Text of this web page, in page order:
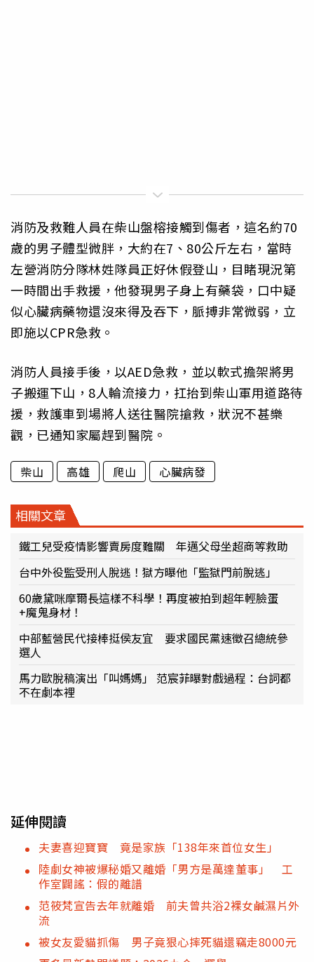
消防及救難人員在柴山盤榕接觸到傷者，這名約70
歲的男子體型微胖，大約在7、80公斤左右，當時
左營消防分隊林姓隊員正好休假登山，目睹現況第
一時間出手救援，他發現男子身上有藥袋，口中疑
似心臟病藥物還沒來得及吞下，脈搏非常微弱，立
即施以CPR急救。
消防人員接手後，以AED急救，並以軟式擔架將男
子搬運下山，8人輪流接力，扛抬到柴山軍用道路待
援，救護車到場將人送往醫院搶救，狀況不甚樂
觀，已通知家屬趕到醫院。
柴山 高雄 爬山 心臟病發
相關文章
鐵工兒受疫情影響賣房度難關 年邁父母坐超商等救助
台中外役監受刑人脫逃！獄方曝他「監獄門前脫逃」
60歲黛咪摩爾長這樣不科學！再度被拍到超年輕臉蛋
+魔鬼身材！
中部藍營民代接棒挺侯友宜 要求國民黨速徵召總統參
選人
馬力歐脫稿演出「叫媽媽」 范宸菲曝對戲過程：台詞都
不在劇本裡
延伸閱讀
夫妻喜迎寶寶 竟是家族「138年來首位女生」
陸劇女神被爆秘婚又離婚「男方是萬達董事」 工
作室闢謠：假的離譜
范筱梵宣告去年就離婚 前夫曾共浴2裸女鹹濕片外
流
被女友愛貓抓傷 男子竟狠心摔死貓還竊走8000元